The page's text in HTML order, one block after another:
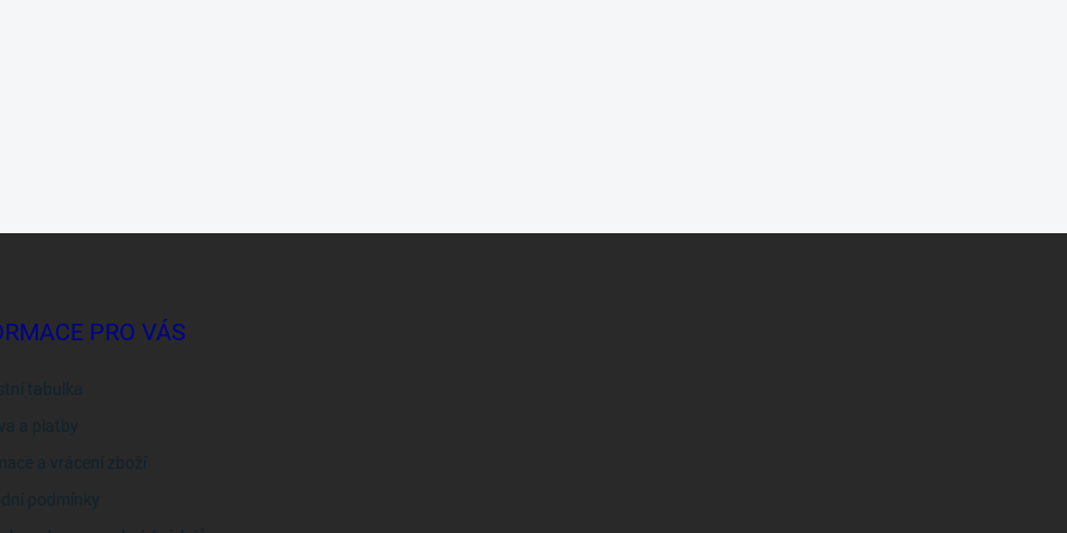
PRO VÁS
tabulka
a platby
a vrácení zboží
podmínky